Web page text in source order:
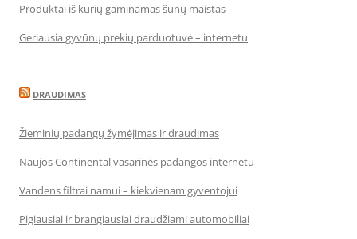
Produktai iš kurių gaminamas šunų maistas
Geriausia gyvūnų prekių parduotuvė – internetu
DRAUDIMAS
Žieminių padangų žymėjimas ir draudimas
Naujos Continental vasarinės padangos internetu
Vandens filtrai namui – kiekvienam gyventojui
Pigiausiai ir brangiausiai draudžiami automobiliai